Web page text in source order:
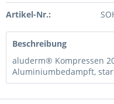
Artikel-Nr.:
Beschreibung
aluderm® Kompressen
Aluminiumbedampft,